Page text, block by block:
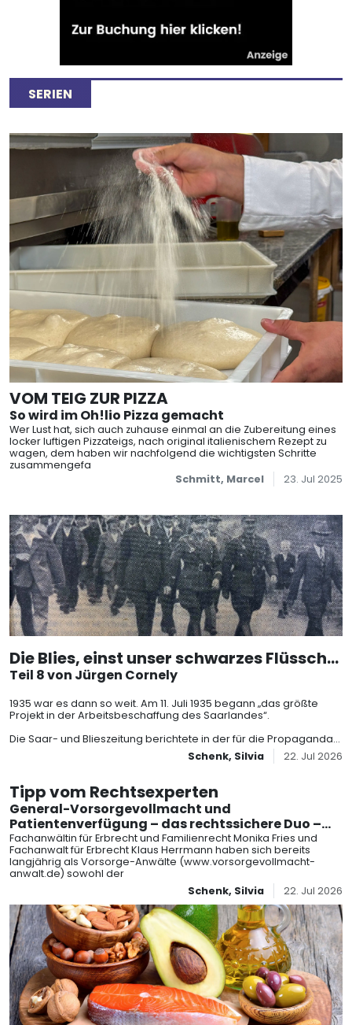
SERIEN
VOM TEIG ZUR PIZZA
So wird im Oh!lio Pizza gemacht
Wer Lust hat, sich auch zuhause einmal an die Zubereitung eines
locker luftigen Pizzateigs, nach original italienischem Rezept zu
wagen, dem haben wir nachfolgend die wichtigsten Schritte
zusammengefa
Schmitt, Marcel
23. Jul 2025
Die Blies, einst unser schwarzes Flüssche
n
Teil 8 von Jürgen Cornely
1935 war es dann so weit. Am 11. Juli 1935 begann „das größte
Projekt in der Arbeitsbeschaffung des Saarlandes“.
Die Saar- und Blieszeitung berichtete in der für die Propaganda
Schenk, Silvia 22. Jul 2026
Tipp vom Rechtsexperten
General-Vorsorgevollmacht und
Patientenverfügung – das rechtssichere Duo –
für umfassende lebzeitige Vorsorge
Fachanwältin für Erbrecht und Familienrecht Monika Fries und
Fachanwalt für Erbrecht Klaus Herrmann haben sich bereits
langjährig als Vorsorge-Anwälte (www.vorsorgevollmacht-
anwalt.de) sowohl der
Schenk, Silvia
22. Jul 2026